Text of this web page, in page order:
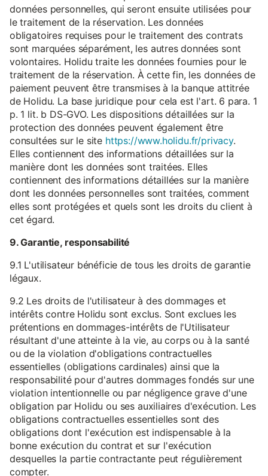
données personnelles, qui seront ensuite utilisées pour
le traitement de la réservation. Les données
obligatoires requises pour le traitement des contrats
sont marquées séparément, les autres données sont
volontaires. Holidu traite les données fournies pour le
traitement de la réservation. À cette fin, les données de
paiement peuvent être transmises à la banque attitrée
de Holidu. La base juridique pour cela est l'art. 6 para. 1
p. 1 lit. b DS-GVO. Les dispositions détaillées sur la
protection des données peuvent également être
consultées sur le site https://www.holidu.fr/privacy.
Elles contiennent des informations détaillées sur la
manière dont les données sont traitées. Elles
contiennent des informations détaillées sur la manière
dont les données personnelles sont traitées, comment
elles sont protégées et quels sont les droits du client à
cet égard.
9. Garantie, responsabilité
9.1 L'utilisateur bénéficie de tous les droits de garantie
légaux.
9.2 Les droits de l'utilisateur à des dommages et
intérêts contre Holidu sont exclus. Sont exclues les
prétentions en dommages-intérêts de l'Utilisateur
résultant d'une atteinte à la vie, au corps ou à la santé
ou de la violation d'obligations contractuelles
essentielles (obligations cardinales) ainsi que la
responsabilité pour d'autres dommages fondés sur une
violation intentionnelle ou par négligence grave d'une
obligation par Holidu ou ses auxiliaires d'exécution. Les
obligations contractuelles essentielles sont des
obligations dont l'exécution est indispensable à la
bonne exécution du contrat et sur l'exécution
desquelles la partie contractante peut régulièrement
compter.